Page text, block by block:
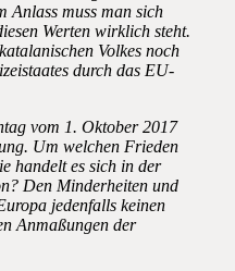
Anlass muss man sich
Werten wirklich steht.
Volkes noch
durch das EU-
vom 1. Oktober 2017
Um welchen Frieden
handelt es sich in der
Den Minderheiten und
jedenfalls keinen
Anmaßungen der